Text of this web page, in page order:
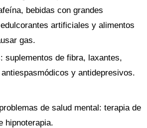
bebidas con grandes
artificiales y alimentos
gas.
suplementos de fibra, laxantes,
y antidepresivos.
de salud mental: terapia de
hipnoterapia.